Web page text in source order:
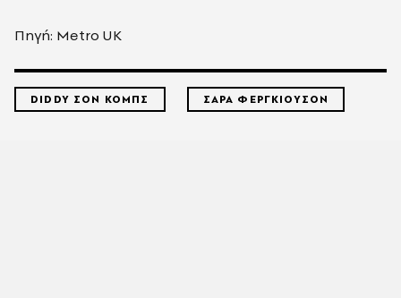
Πηγή: Metro UK
DIDDY ΣΟΝ ΚΟΜΠΣ ΣΑΡΑ ΦΕΡΓΚΙΟΥΣΟΝ